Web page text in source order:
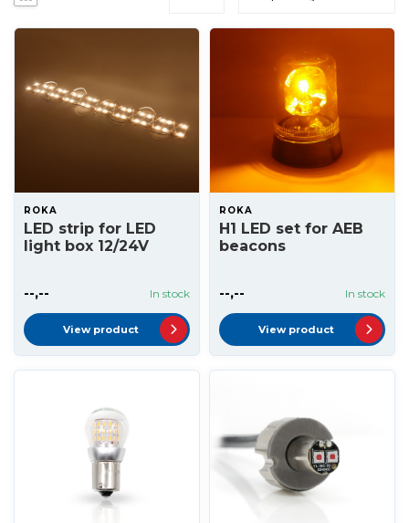
ROKA
LED strip for LED
light box 12/24V
--,-- In stock
View product
ROKA
H1 LED set for AEB
beacons
--,-- In stock
View product